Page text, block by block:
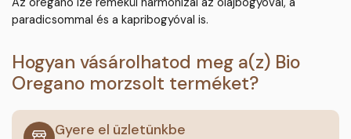
paradicsommal és a kapribogyóval is.
Hogyan vásárolhatod meg a(z) Bio
Oregano morzsolt terméket?
Gyere el üzletünkbe